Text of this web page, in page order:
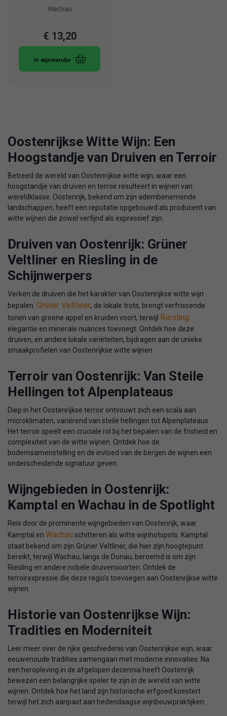
Wachau
€ 13,20
In wijnmandje
Oostenrijkse Witte Wijn: Een
Hoogstandje van Druiven en Terroir
Betreed de wereld van Oostenrijkse witte wijn, waar een
hoogstandje van druiven en terroir resulteert in wijnen van
wereldklasse. Oostenrijk, bekend om zijn adembenemende
landschappen, heeft een reputatie opgebouwd als producent van
witte wijnen die zowel verfijnd als expressief zijn.
Druiven van Oostenrijk: Grüner
Veltliner en Riesling in de
Schijnwerpers
Verken de druiven die het karakter van Oostenrijkse witte wijn
bepalen. Grüner Veltliner, de lokale trots, brengt verfrissende
tonen van groene appel en kruiden voort, terwijl Riesling
elegantie en minerale nuances toevoegt. Ontdek hoe deze
druiven, en andere lokale variëteiten, bijdragen aan de unieke
smaakprofielen van Oostenrijkse witte wijnen.
Terroir van Oostenrijk: Van Steile
Hellingen tot Alpenplateaus
Diep in het Oostenrijkse terroir ontvouwt zich een scala aan
microklimaten, variërend van steile hellingen tot Alpenplateaus.
Het terroir speelt een cruciale rol bij het bepalen van de frisheid en
complexiteit van de witte wijnen. Ontdek hoe de
bodemsamenstelling en de invloed van de bergen de wijnen een
onderscheidende signatuur geven.
Wijngebieden in Oostenrijk:
Kamptal en Wachau in de Spotlight
Reis door de prominente wijngebieden van Oostenrijk, waar
Kamptal en Wachau schitteren als witte wijnhotspots. Kamptal
staat bekend om zijn Grüner Veltliner, die hier zijn hoogtepunt
bereikt, terwijl Wachau, langs de Donau, beroemd is om zijn
Riesling en andere nobele druivensoorten. Ontdek de
terroirexpressie die deze regio’s toevoegen aan Oostenrijkse witte
wijnen.
Historie van Oostenrijkse Wijn:
Tradities en Moderniteit
Leer meer over de rijke geschiedenis van Oostenrijkse wijn, waar
eeuwenoude tradities samengaan met moderne innovaties. Na
een heropleving in de afgelopen decennia heeft Oostenrijk
bewezen een belangrijke speler te zijn in de wereld van witte
wijnen. Ontdek hoe het land zijn historische erfgoed koestert
terwijl het zich aanpast aan hedendaagse wijnbouwpraktijken.